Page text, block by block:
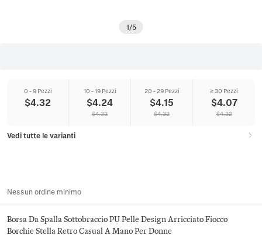
1/5
0 - 9 Pezzi
$4.32
10 - 19 Pezzi
$4.24
$4.32
20 - 29 Pezzi
$4.15
$4.32
≥ 30 Pezzi
$4.07
$4.32
Vedi tutte le varianti
Nessun ordine minimo
Borsa Da Spalla Sottobraccio PU Pelle Design Arricciato Fiocco
Borchie Stella Retro Casual A Mano Per Donne